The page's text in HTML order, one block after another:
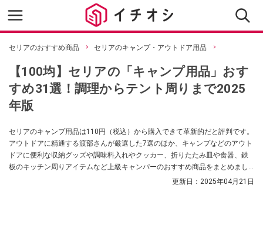
セリアのおすすめ商品 セリアのキャンプ・アウトドア用品
【100均】セリアの「キャンプ用品」おす
すめ31選！調理からテント周りまで2025
年版
セリアのキャンプ用品は110円（税込）から購入できて革新的だと評判です。
アウトドアに精通する渡部さんが厳選した7選のほか、キャンプなどのアウト
ドアに便利な収納グッズや調味料入れやクッカー、折りたたみ皿や食器、鉄
板のキッチン周りアイテムなど上級キャンパーのおすすめ商品をまとめまし
更新日： 2025年04月21日